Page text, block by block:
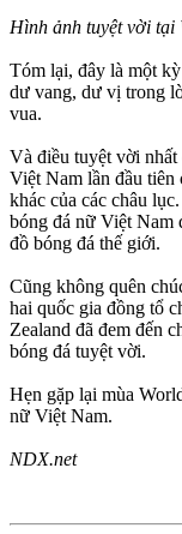
Hình ảnh tuyệt vời tại
Tóm lại, đây là một
dư vang, dư vị trong
vua.
Và điều tuyệt vời
Việt Nam lần đầu tiên
khác của các châu
bóng đá nữ Việt Nam
đồ bóng đá thế giới.
Cũng không quên
hai quốc gia đồng tổ
Zealand đã đem đến
bóng đá tuyệt vời.
Hẹn gặp lại mùa
nữ Việt Nam.
NDX.net